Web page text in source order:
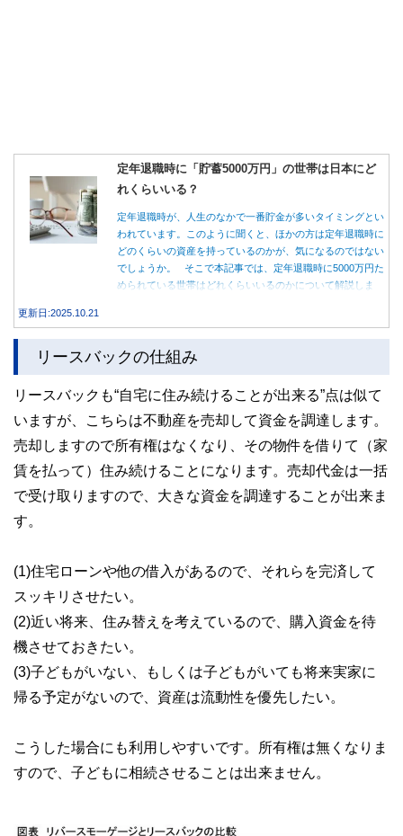
定年退職時に「貯蓄5000万円」の世帯は日本にど
れくらいいる？
定年退職時が、人生のなかで一番貯金が多いタイミングとい
われています。このように聞くと、ほかの方は定年退職時に
どのくらいの資産を持っているのかが、気になるのではない
でしょうか。 そこで本記事では、定年退職時に5000万円た
められている世帯はどれくらいいるのかについて解説しま
更新日:2025.10.21
リースバックの仕組み
リースバックも“自宅に住み続けることが出来る”点は似て
いますが、こちらは不動産を売却して資金を調達します。
売却しますので所有権はなくなり、その物件を借りて（家
賃を払って）住み続けることになります。売却代金は一括
で受け取りますので、大きな資金を調達することが出来ま
す。
(1)住宅ローンや他の借入があるので、それらを完済して
スッキリさせたい。
(2)近い将来、住み替えを考えているので、購入資金を待
機させておきたい。
(3)子どもがいない、もしくは子どもがいても将来実家に
帰る予定がないので、資産は流動性を優先したい。
こうした場合にも利用しやすいです。所有権は無くなりま
すので、子どもに相続させることは出来ません。